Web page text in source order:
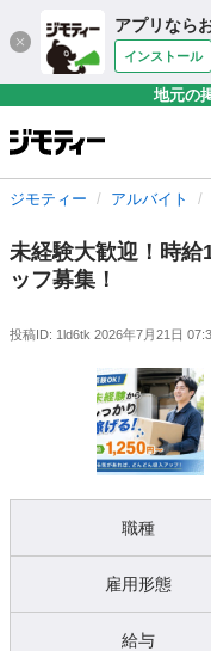
アプリなら
インストール
地元の
ジモティー アルバイト
未経験大歓迎！時給
ッフ募集！
投稿ID: 1ld6tk 2026年7月21日
職種
雇用形態
給与